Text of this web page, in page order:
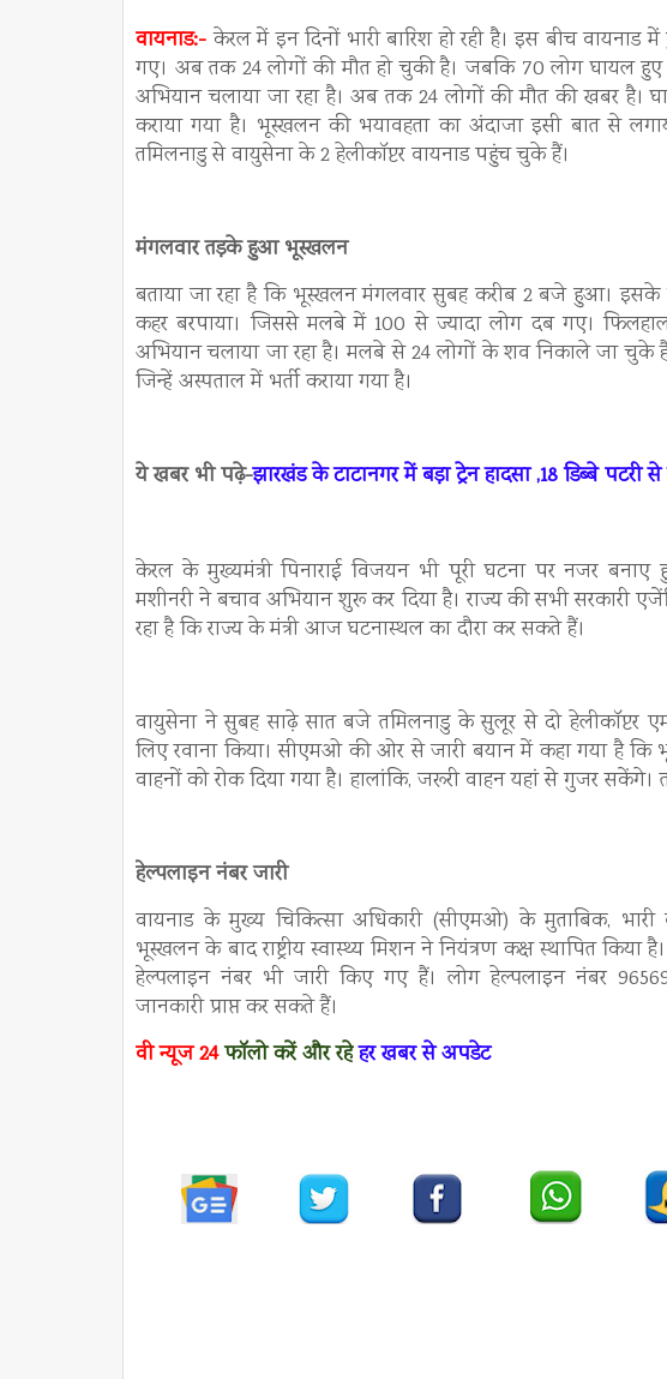
वायनाड:-केरल में इन दिनों भारी बारिश हो रही है। इस बीच
गए। अब तक 24 लोगों की मौत हो चुकी है। जबकि 70 लोग घायल
अभियान चलाया जा रहा है। अब तक 24 लोगों की मौत की खबर है।
कराया गया है। भूस्खलन की भयावहता का अंदाजा इसी बात से
तमिलनाडु से वायुसेना के 2 हेलीकॉप्टर वायनाड पहुंच चुके हैं।
मंगलवार तड़के हुआ भूस्खलन
बताया जा रहा है कि भूस्खलन मंगलवार सुबह करीब 2 बजे हुआ।
कहर बरपाया। जिससे मलबे में 100 से ज्यादा लोग दब गए।
अभियान चलाया जा रहा है। मलबे से 24 लोगों के शव निकाले जा चुके
जिन्हें अस्पताल में भर्ती कराया गया है।
ये खबर भी पढ़े-झारखंड के टाटानगर में बड़ा ट्रेन हादसा ,18 डिब्बे पटरी
केरल के मुख्यमंत्री पिनाराई विजयन भी पूरी घटना पर नजर बनाए
मशीनरी ने बचाव अभियान शुरू कर दिया है। राज्य की सभी सरकारी
रहा है कि राज्य के मंत्री आज घटनास्थल का दौरा कर सकते हैं।
वायुसेना ने सुबह साढ़े सात बजे तमिलनाडु के सुलूर से दो
लिए रवाना किया। सीएमओ की ओर से जारी बयान में कहा गया है कि
वाहनों को रोक दिया गया है। हालांकि, जरूरी वाहन यहां से गुजर सकेंगे।
हेल्पलाइन नंबर जारी
वायनाड के मुख्य चिकित्सा अधिकारी (सीएमओ) के मुताबिक,
भूस्खलन के बाद राष्ट्रीय स्वास्थ्य मिशन ने नियंत्रण कक्ष स्थापित
हेल्पलाइन नंबर भी जारी किए गए हैं। लोग हेल्पलाइन नंबर
जानकारी प्राप्त कर सकते हैं।
वी न्यूज24फॉलो करेंऔर रहेहर खबर से अपडेट